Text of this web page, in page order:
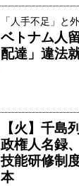
「人手不足」と
ベトナム人
配達」違法
【火】千島
政権人名録
技能研修制
本